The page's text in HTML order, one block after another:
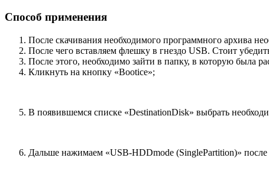
Способ применения
После скачивания необходимого программного архива
После чего вставляем флешку в гнездо USB. Стоит
После этого, необходимо зайти в папку, в которую была
Кликнуть на кнопку «Bootice»;
В появившемся списке «DestinationDisk» выбрать
Дальше нажимаем «USB-HDDmode (SinglePartition)» после